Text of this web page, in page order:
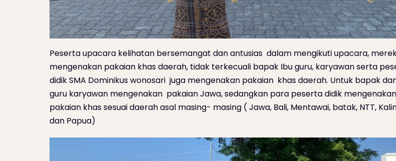
Peserta upacara kelihatan bersemangat dan antusias dalam mengikuti upacara,
mengenakan pakaian khas daerah, tidak terkecuali bapak Ibu guru, karyawan serta
didik SMA Dominikus wonosari juga mengenakan pakaian khas daerah. Untuk bapak
guru karyawan mengenakan pakaian Jawa, sedangkan para peserta didik mengenakan
pakaian khas sesuai daerah asal masing- masing ( Jawa, Bali, Mentawai, batak, NTT,
dan Papua)